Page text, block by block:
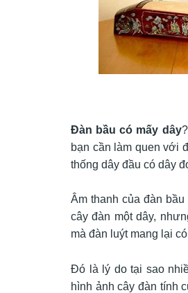
Đàn bầu có mấy dây
bạn cần làm quen với
thống dây đầu có dây
Âm thanh của đàn
cây đàn một dây,
mà đàn luýt mang lại
Đó là lý do tại sao
hình ảnh cây đàn tính